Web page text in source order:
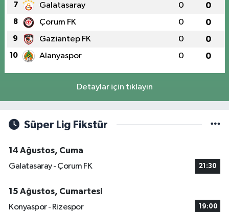
7 Galatasaray 0 0
8 Çorum FK 0 0
9 Gaziantep FK 0 0
10 Alanyaspor 0 0
Detaylar için tıklayın
Süper Lig Fikstür
14 Ağustos, Cuma
Galatasaray - Çorum FK
21:30
15 Ağustos, Cumartesi
Konyaspor - Rizespor
19:00